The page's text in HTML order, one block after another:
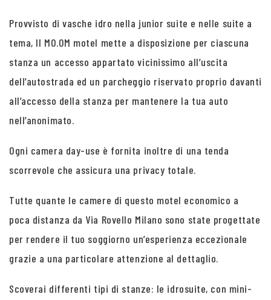
Provvisto di vasche idro nella junior suite e nelle suite a
tema, Il MO.OM motel mette a disposizione per ciascuna
stanza un accesso appartato vicinissimo all’uscita
dell’autostrada ed un parcheggio riservato proprio davanti
all’accesso della stanza per mantenere la tua auto
nell’anonimato.
Ogni camera day-use è fornita inoltre di una tenda
scorrevole che assicura una privacy totale.
Tutte quante le camere di questo motel economico a
poca distanza da Via Rovello Milano sono state progettate
per rendere il tuo soggiorno un’esperienza eccezionale
grazie a una particolare attenzione al dettaglio.
Scoverai differenti tipi di stanze: le idrosuite, con mini-